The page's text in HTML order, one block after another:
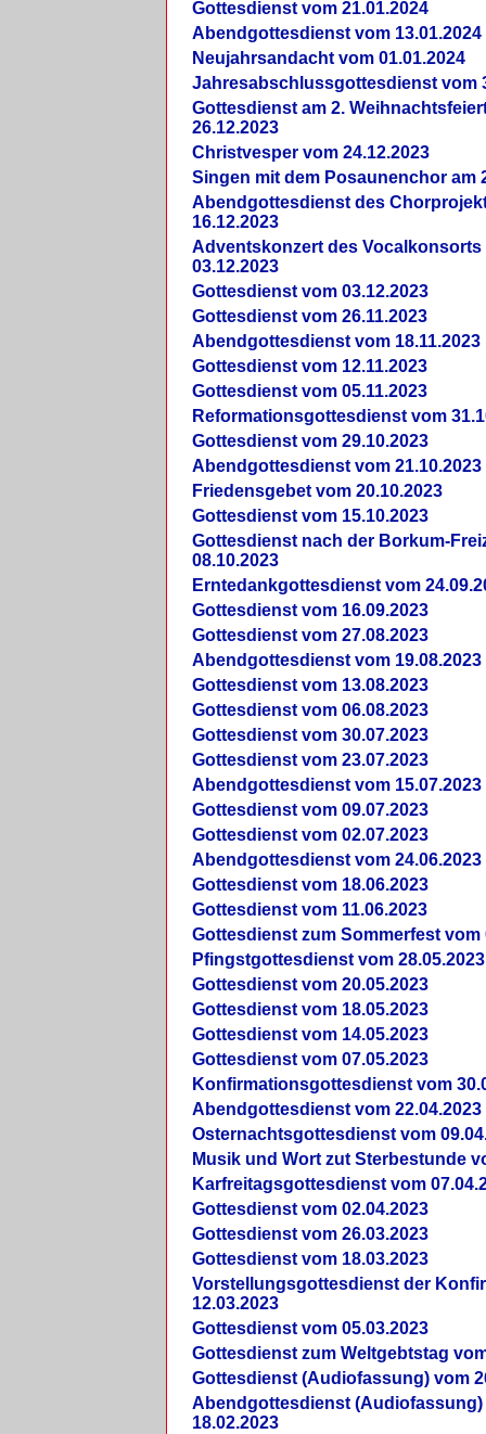
Gottesdienst vom 21.01.2024
Abendgottesdienst vom 13.01.2024
Neujahrsandacht vom 01.01.2024
Jahresabschlussgottesdienst vom
Gottesdienst am 2.
26.12.2023
Christvesper vom 24.12.2023
Singen mit dem Posaunenchor am
Abendgottesdienst des
16.12.2023
Adventskonzert des Vocalkonsorts
03.12.2023
Gottesdienst vom 03.12.2023
Gottesdienst vom 26.11.2023
Abendgottesdienst vom 18.11.2023
Gottesdienst vom 12.11.2023
Gottesdienst vom 05.11.2023
Reformationsgottesdienst vom
Gottesdienst vom 29.10.2023
Abendgottesdienst vom 21.10.2023
Friedensgebet vom 20.10.2023
Gottesdienst vom 15.10.2023
Gottesdienst nach der Borkum-
08.10.2023
Erntedankgottesdienst vom
Gottesdienst vom 16.09.2023
Gottesdienst vom 27.08.2023
Abendgottesdienst vom 19.08.2023
Gottesdienst vom 13.08.2023
Gottesdienst vom 06.08.2023
Gottesdienst vom 30.07.2023
Gottesdienst vom 23.07.2023
Abendgottesdienst vom 15.07.2023
Gottesdienst vom 09.07.2023
Gottesdienst vom 02.07.2023
Abendgottesdienst vom 24.06.2023
Gottesdienst vom 18.06.2023
Gottesdienst vom 11.06.2023
Gottesdienst zum Sommerfest vom
Pfingstgottesdienst vom 28.05.2023
Gottesdienst vom 20.05.2023
Gottesdienst vom 18.05.2023
Gottesdienst vom 14.05.2023
Gottesdienst vom 07.05.2023
Konfirmationsgottesdienst vom
Abendgottesdienst vom 22.04.2023
Osternachtsgottesdienst vom
Musik und Wort zut Sterbestunde
Karfreitagsgottesdienst vom
Gottesdienst vom 02.04.2023
Gottesdienst vom 26.03.2023
Gottesdienst vom 18.03.2023
Vorstellungsgottesdienst der
12.03.2023
Gottesdienst vom 05.03.2023
Gottesdienst zum Weltgebtstag
Gottesdienst (Audiofassung) vom
Abendgottesdienst (Audiofassung)
18.02.2023